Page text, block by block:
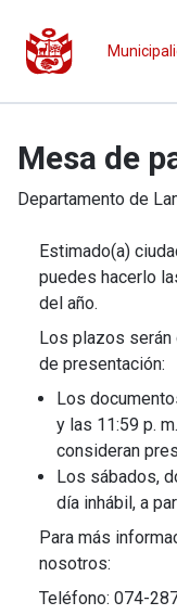
Mesa de
Departamento de
Estimado(a)
puedes hacerlo
del año.
Los plazos serán
de presentación:
Los
y las 11:59 p.
consideran
Los sábados,
día inhábil, a
Para más
nosotros:
Teléfono: 074-